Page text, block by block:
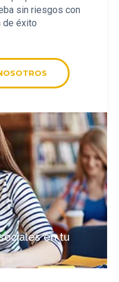
sin riesgos con
de éxito
en tu